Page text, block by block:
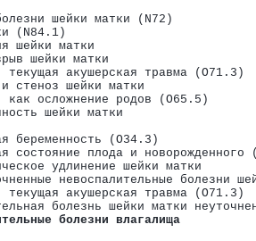
шейки матки (N72)
(N84.1)
шейки матки
шейки матки
текущая акушерская травма (O71.3)
стеноз шейки матки
как осложнение родов (O65.5)
шейки матки
беременность (O34.3)
состояние плода и новорожденного
удлинение шейки матки
невоспалительные болезни
текущая акушерская травма (O71.3)
болезнь шейки матки
болезни влагалища